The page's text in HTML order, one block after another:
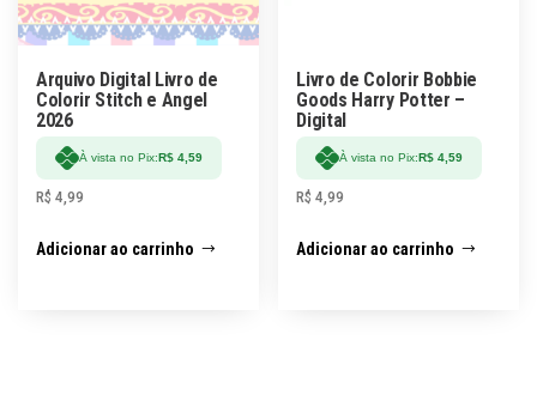
Arquivo Digital Livro de
Colorir Stitch e Angel
2026
À vista no Pix:R$ 4,59
R$ 4,99
Adicionar ao carrinho
Livro de Colorir Bobbie
Goods Harry Potter –
Digital
À vista no Pix:R$ 4,59
R$ 4,99
Adicionar ao carrinho